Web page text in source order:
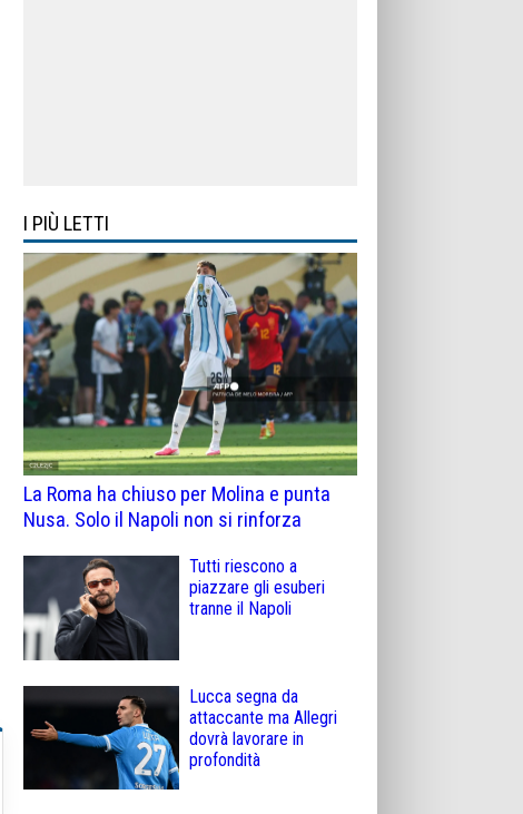
I PIÙ LETTI
La Roma ha chiuso per Molina e punta
Nusa. Solo il Napoli non si rinforza
Tutti riescono a
piazzare gli esuberi
tranne il Napoli
Lucca segna da
attaccante ma Allegri
dovrà lavorare in
profondità